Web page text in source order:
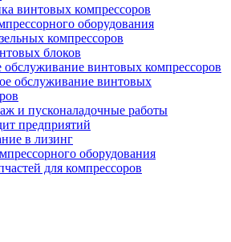
винтовых компрессоров
оборудования
компрессоров
блоков
обслуживание винтовых компрессоров
обслуживание винтовых
и пусконаладочные работы
предприятий
в лизинг
оборудования
для компрессоров